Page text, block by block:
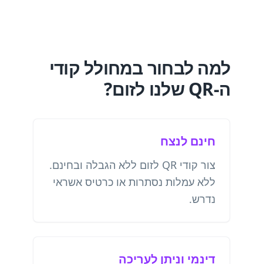
למה לבחור במחולל קודי
ה-QR שלנו לזום?
חינם לנצח
צור קודי QR לזום ללא הגבלה ובחינם.
ללא עמלות נסתרות או כרטיס אשראי
נדרש.
דינמי וניתן לעריכה